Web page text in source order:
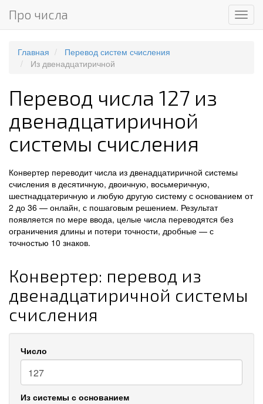
Меню
Про числа
Главная
Перевод систем счисления
Из двенадцатиричной
Перевод числа 127 из
двенадцатиричной
системы счисления
Конвертер переводит числа из двенадцатиричной системы
счисления в десятичную, двоичную, восьмеричную,
шестнадцатеричную и любую другую систему с основанием от
2 до 36 — онлайн, с пошаговым решением. Результат
появляется по мере ввода, целые числа переводятся без
ограничения длины и потери точности, дробные — с
точностью 10 знаков.
Конвертер: перевод из
двенадцатиричной системы
счисления
Число
Из системы с основанием